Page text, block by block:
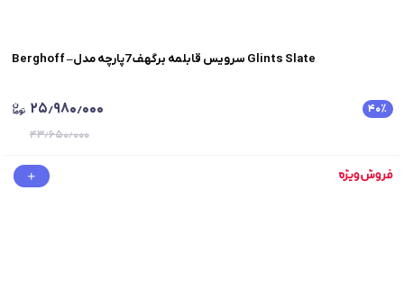
Berghoff –سرویس قابلمه برگهف 7پارچه مدل Glints Slate
۴۰٪ ۲۵٫۹۸۰٫۰۰۰
۴۳٫۶۵۰٫۰۰۰